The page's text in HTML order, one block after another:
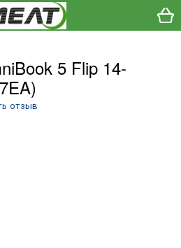
5 Flip 14-
отзыв